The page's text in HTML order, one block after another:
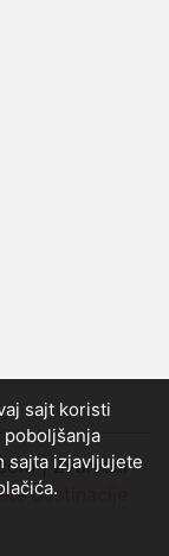
| Zvanični
destinacije
sajt koristi
sajta izjavljujete